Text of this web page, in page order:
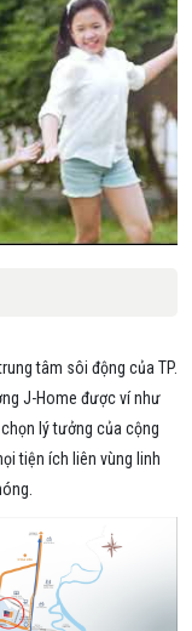
tâm sôi động của TP.
J-Home được ví như
lý tưởng của cộng
tiện ích liên vùng linh